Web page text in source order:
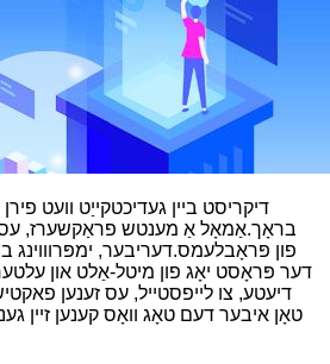
דיקריסט ביין געדיכטקייַט וועט פירן
בראָך.אַמאָל אַ מענטש פראַקשערז, עס
פון ​​פּראָבלעמס.דעריבער, ימפּרוווינג
דער פּראָסט יאָג פון מיטל-אַלט און
דיעטע, צו לייפסטייל, עס זענען
טאָן איבער דעם טאָג וואָס קענען זיין